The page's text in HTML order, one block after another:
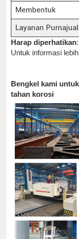
Membentuk
Layanan Purnajual
Harap diperhatikan
Untuk informasi
Bengkel kami
tahan korosi